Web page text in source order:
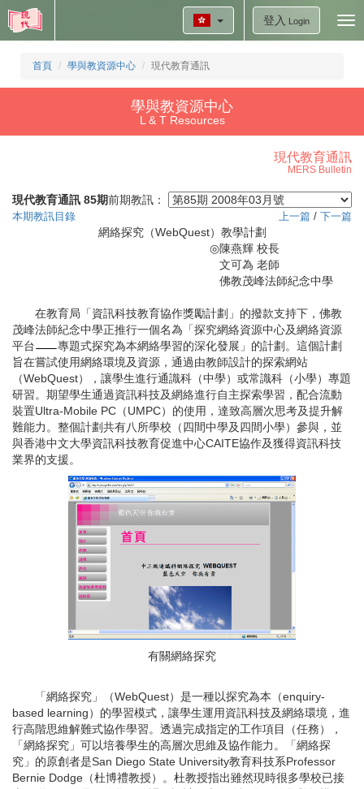
登入 Login
首頁 學與教資源中心 現代教育通訊
學與教資源中心
L & T Resources
現代教育通訊
MERS Bulletin
現代教育通訊 85期前期教訊：
本期教訊目錄 上一篇 / 下一篇
網絡探究（WebQuest）教學計劃
◎陳燕輝 校長
文可為 老師
佛教茂峰法師紀念中學
在教育局「資訊科技教育協作獎勵計劃」的撥款支持下，佛教
茂峰法師紀念中學正推行一個名為「探究網絡資源中心及網絡資源
平台
專題式探究為本網絡學習的深化發展」的計劃。這個計劃
旨在嘗試使用網絡環境及資源，通過由教師設計的探索網站
（WebQuest），讓學生進行通識科（中學）或常識科（小學）專題
研習。期望學生通過資訊科技及網絡進行自主探索學習，配合流動
裝置Ultra-Mobile PC（UMPC）的使用，達致高層次思考及提升解
難能力。整個計劃共有八所學校（四間中學及四間小學）參與，並
與香港中文大學資訊科技教育促進中心CAITE協作及獲得資訊科技
業界的支援。
有關網絡探究
「網絡探究」（WebQuest）是一種以探究為本（enquiry-
based learning）的學習模式，讓學生運用資訊科技及網絡環境，進
行高階思維解難式協作學習。透過完成指定的工作項目（任務），
「網絡探究」可以培養學生的高層次思維及協作能力。「網絡探
究」的原創者是San Diego State University教育科技系Professor
Bernie Dodge（杜博禮教授）。杜教授指出雖然現時很多學校已接